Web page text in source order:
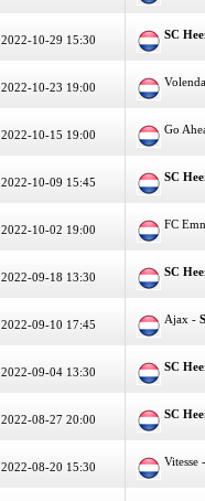
2022-10-29 15:30 SC
2022-10-23 19:00
2022-10-15 19:00 Go
2022-10-09 15:45 SC
2022-10-02 19:00 FC
2022-09-18 13:30 SC
2022-09-10 17:45 Ajax -
2022-09-04 13:30 SC
2022-08-27 20:00 SC
2022-08-20 15:30 Vitesse